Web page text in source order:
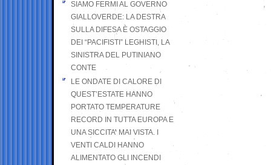
SIAMO FERMI AL GOVERNO
GIALLOVERDE: LA DESTRA
SULLA DIFESA È OSTAGGIO
DEI “PACIFISTI” LEGHISTI, LA
SINISTRA DEL PUTINIANO
CONTE
LE ONDATE DI CALORE DI
QUEST’ESTATE HANNO
PORTATO TEMPERATURE
RECORD IN TUTTA EUROPA E
UNA SICCITA’ MAI VISTA. I
VENTI CALDI HANNO
ALIMENTATO GLI INCENDI